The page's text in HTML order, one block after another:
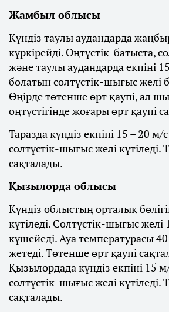
Жамбыл облысы
Күндіз таулы аудандарда
күркірейді. Оңтүстік-батыста,
және таулы аудандарда екпіні
болатын солтүстік-шығыс желі
Өңірде төтенше өрт қаупі, ал
оңтүстігінде жоғары өрт қаупі
Таразда күндіз екпіні 15 – 20 м/
солтүстік-шығыс желі күтіледі.
сақталады.
Қызылорда облысы
Күндіз облыстың орталық
күтіледі. Солтүстік-шығыс желі
күшейеді. Ауа температурасы 40
жетеді. Төтенше өрт қаупі
Қызылордада күндіз екпіні 15
солтүстік-шығыс желі күтіледі.
сақталады.